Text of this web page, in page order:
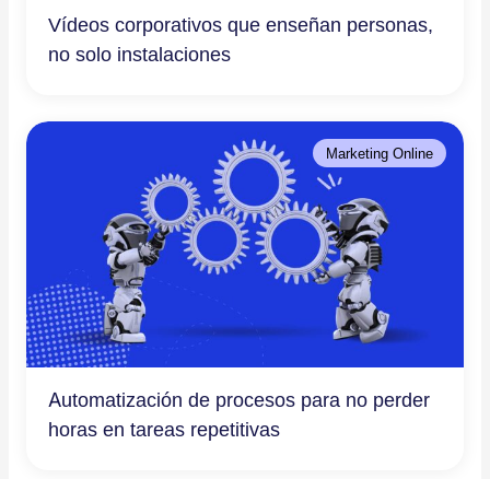
Vídeos corporativos que enseñan personas,
no solo instalaciones
Marketing Online
Automatización de procesos para no perder
horas en tareas repetitivas